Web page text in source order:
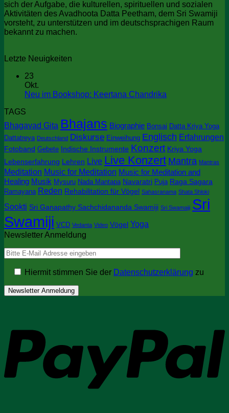
sich der Aufgabe, die kulturellen, spirituellen und sozialen
Aktivitäten des Avadhoota Datta Peetham, dem Sri Swamiji
vorsteht, zu unterstützen und im deutschsprachigen Raum
bekannt zu machen.
Letzte Neuigkeiten
23
Okt.
Neu im Bookshop: Keertana Chandrika
im
Bookshop:
Keertana
Chandrika
TAGS
Bhagavad Gita Bhajans Biographie Bonsai Datta Kriya Yoga
Dattatreya Deutschland Diskurse Einweihung Englisch Erfahrungen
Fotoband Gebete Indische Instrumente Konzert Kriya Yoga
Lebenserfahrung Lehren Live Live Konzert Mantra Mantras
Meditation Music for Meditation Music for Meditation and
Healing Musik Mysuru Nada Mantapa Navaratri Puja Raga Sagara
Ramayana Reden Rehabilitation für Vögel Sahasranama Shata Shloki
Sookti Sri Ganapathy Sachchidananda Swamiji Sri Swamaiji Sri
Swamiji VCD Vedanta Video Vögel Yoga
Newsletter Anmeldung
Hiermit stimmen Sie der Datenschutzerklärung zu